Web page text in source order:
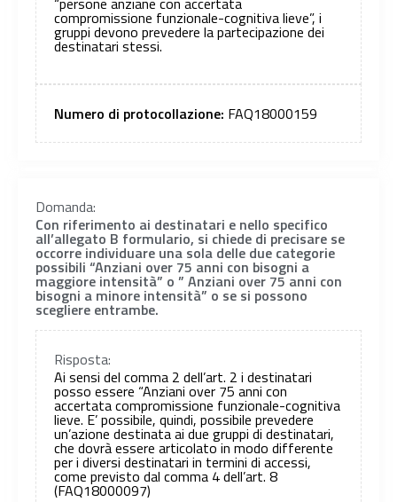
compromissione funzionale-cognitiva lieve”, i
gruppi devono prevedere la partecipazione dei
destinatari stessi.
Numero di protocollazione: FAQ18000159
Domanda:
Con riferimento ai destinatari e nello specifico
all’allegato B formulario, si chiede di precisare se
occorre individuare una sola delle due categorie
possibili “Anziani over 75 anni con bisogni a
maggiore intensità” o ” Anziani over 75 anni con
bisogni a minore intensità” o se si possono
scegliere entrambe.
Risposta:
Ai sensi del comma 2 dell’art. 2 i destinatari
posso essere “Anziani over 75 anni con
accertata compromissione funzionale-cognitiva
lieve. E’ possibile, quindi, possibile prevedere
un’azione destinata ai due gruppi di destinatari,
che dovrà essere articolato in modo differente
per i diversi destinatari in termini di accessi,
come previsto dal comma 4 dell’art. 8
(FAQ18000097)